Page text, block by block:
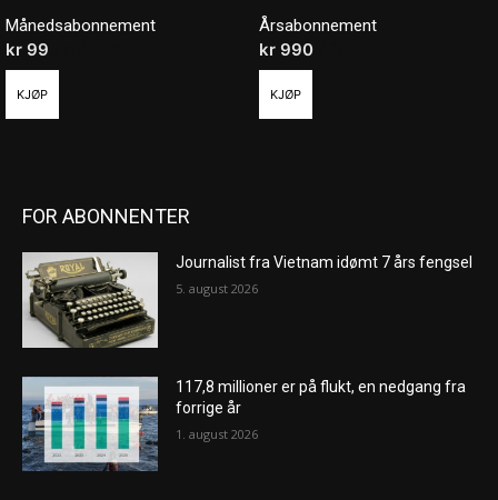
Månedsabonnement
kr 99
KJØP
Årsabonnement
kr990
KJØP
FOR ABONNENTER
Journalist fra Vietnam idømt 7 års fengsel
5. august 2026
117,8 millioner er på flukt, en nedgang fra
forrige år
1. august 2026